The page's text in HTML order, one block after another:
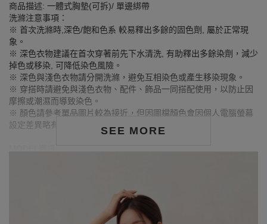
SEE MORE
商品描述: 一體式胸墊(可拆)/ 單邊綁帶
洗滌注意事項：
※ 首次洗滌時,深色/飽和色系 較易釋出多餘的固色劑, 屬於正常現
象。
※ 深色衣物建議在首次穿著前先下水清洗, 有助釋出多餘染劑，減少
掉色或移染, 可降低染色風險。
※ 深色與淺色衣物請分開洗滌，避免互相染色或產生移染現象。
※ 穿搭時請避免與淺色衣物、配件、飾品一同搭配使用，以防止因
摩擦或潮濕而導致染色。
※ 顏色請參考單品圖片較為接近，但因圖檔顏色會因個人電腦螢幕
設定差異略有不同，請以實際商品顏色為準。